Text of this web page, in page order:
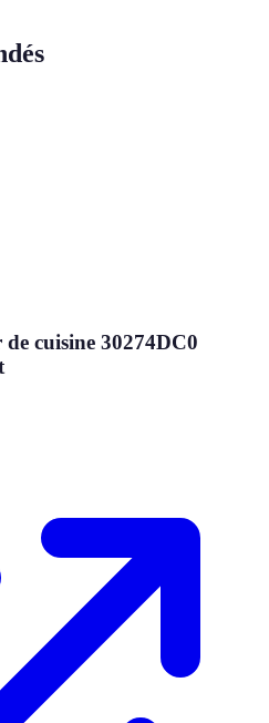
cuisine 30274DC0